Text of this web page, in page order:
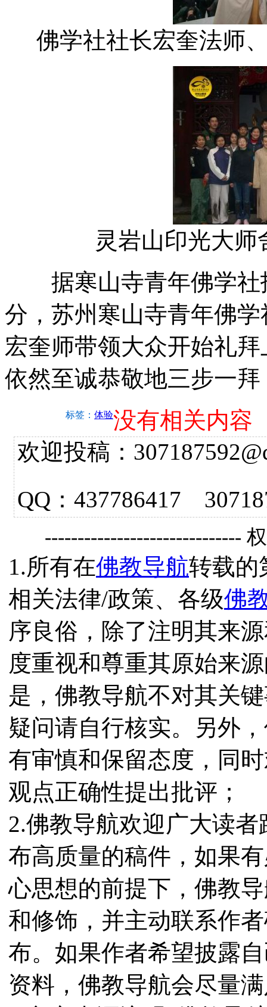
佛学社社长宏奎法师
灵岩山印光大
据寒山寺青年佛学社
分，苏州寒山寺青年佛
宏奎师带领大众开始礼
依然至诚恭敬地三步一
标签： 体验没有相关内容
欢迎投稿：
QQ：437786417
------------------------------
1.所有在佛教导航转载的
相关法律/政策、各级佛
序良俗，除了注明其来
度重视和尊重其原始来
是，佛教导航不对其关
疑问请自行核实。另外
有审慎和保留态度，同
观点正确性提出批评；
2.佛教导航欢迎广大读
布高质量的稿件，如果
心思想的前提下，佛教
和修饰，并主动联系作
布。如果作者希望披露
资料，佛教导航会尽量